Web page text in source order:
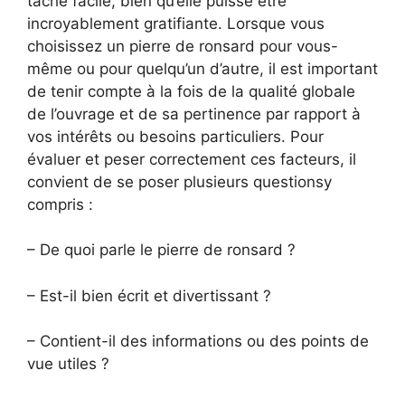
incroyablement gratifiante. Lorsque vous
choisissez un pierre de ronsard pour vous-
même ou pour quelqu’un d’autre, il est important
de tenir compte à la fois de la qualité globale
de l’ouvrage et de sa pertinence par rapport à
vos intérêts ou besoins particuliers. Pour
évaluer et peser correctement ces facteurs, il
convient de se poser plusieurs questionsy
compris :
– De quoi parle le pierre de ronsard ?
– Est-il bien écrit et divertissant ?
– Contient-il des informations ou des points de
vue utiles ?